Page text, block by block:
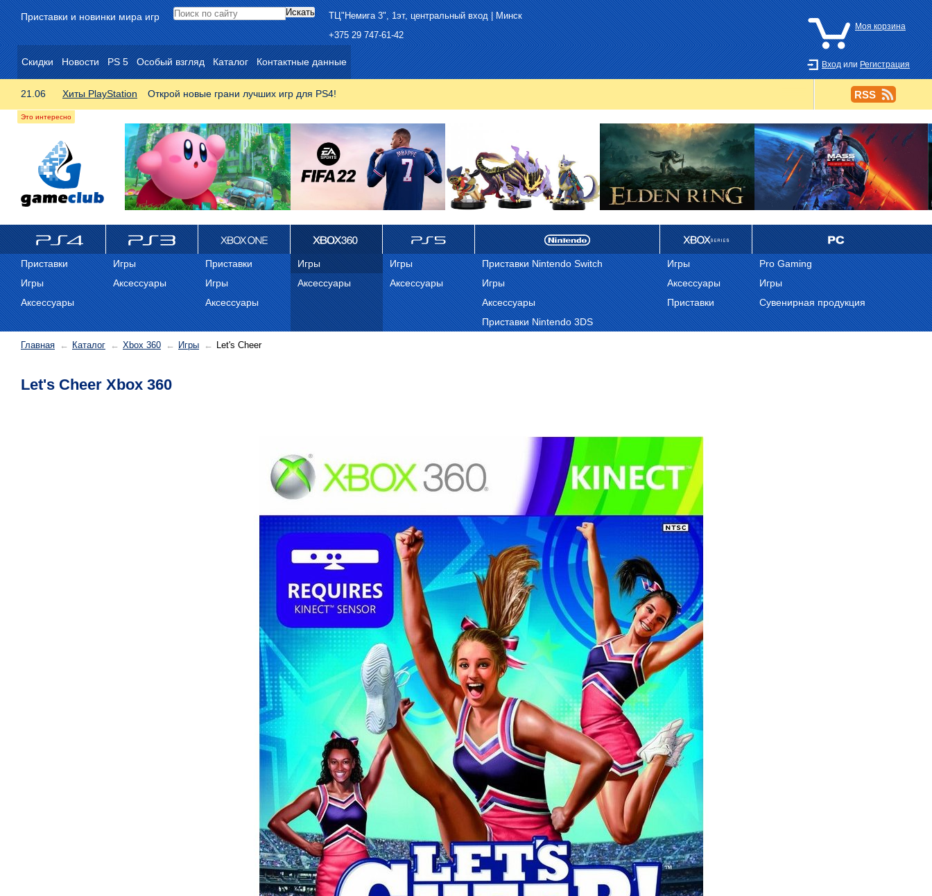
Приставки и новинки мира игр
ТЦ"Немига 3", 1эт, центральный вход | Минск
+375 29 747-61-42
Моя корзина
ВходилиРегистрация
Скидки Новости PS 5 Особый взгляд Каталог Контактные данные
21.06 Хиты PlayStation Открой новые грани лучших игр для PS4! RSS
ps4
Приставки
Игры
Аксессуары
PS3
Игры
Аксессуары
Xbox One
Приставки
Игры
Аксессуары
Xbox 360
Игры
Аксессуары
ps 5
Игры
Аксессуары
Nintendo
Приставки Nintendo Switch
Игры
Аксессуары
Приставки Nintendo 3DS
Ретро
Игры
Аксессуары
Приставки
PC
Pro Gaming
Игры
Сувенирная продукция
Главная Каталог Xbox 360 Игры Let's Cheer
Let's Cheer Xbox 360